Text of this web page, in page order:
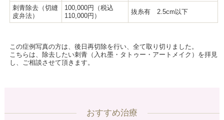
刺青除去（切縫
皮弁法）
100,000円（税込
110,000円）
抜糸有 2.5cm以下
この症例写真の方は、後日再切除を行い、全て取り切りました。
こちらは、除去したい刺青（入れ墨・タトゥー・アートメイク）を拝見
し、ご相談させて頂きます。
おすすめ治療